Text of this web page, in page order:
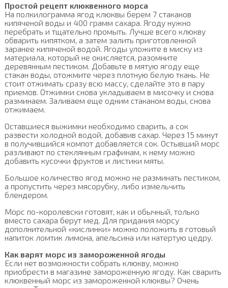
Простой рецепт клюквенного морса
На полкилограмма ягод клюквы берем 7 стаканов
кипяченой воды и 400 грамм сахара. Ягоду нужно
перебрать и тщательно промыть. Лучше всего клюкву
обварить кипятком, а затем залить приготовленной
заранее кипяченой водой. Ягоды уложите в миску из
материала, который не окисляется, разомните
деревянным пестиком. Добавьте в мятую ягоду еще
стакан воды, отожмите через плотную белую ткань. Не
стоит отжимать сразу всю массу, сделайте это в пару
приемов. Отжимки снова укладываем в мисочку и снова
разминаем. Заливаем еще одним стаканом воды, снова
отжимаем.
Оставшиеся выжимки необходимо сварить, а сок
развести холодной водой, добавив сахар. Через 15 минут
в получившийся компот добавляется сок. Остывший морс
разливают по стеклянным графинам, к нему можно
добавить кусочки фруктов и листики мяты.
Большое количество ягод можно не разминать пестиком,
а пропустить через мясорубку, либо измельчить
блендером.
Морс по-королевски готовят, как и обычный, только
вместо сахара берут мед. Для придания морсу
дополнительной «кислинки» можно положить в готовый
напиток ломтик лимона, апельсина или натертую цедру.
Как варят морс из замороженной ягоды
Если нет возможности собрать клюкву, можно
приобрести в магазине замороженную ягоду. Как сварить
клюквенный морс из замороженной клюквы? Очень